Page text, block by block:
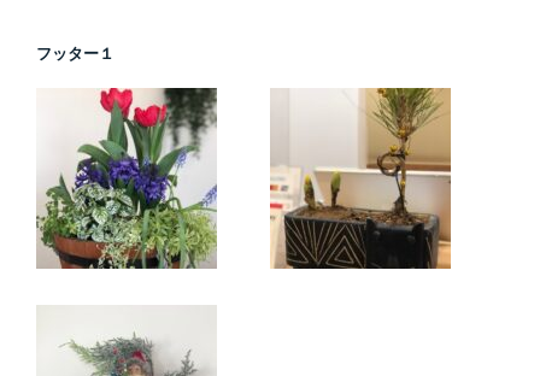
フッター１